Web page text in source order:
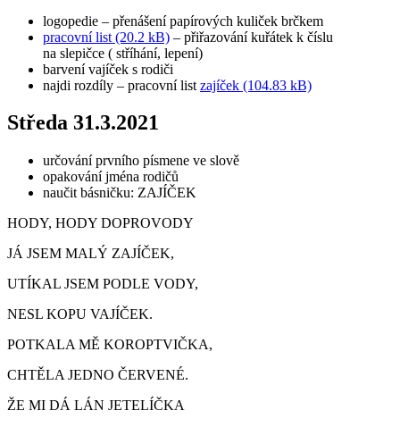
logopedie – přenášení papírových kuliček brčkem
pracovní list (20.2 kB) – přiřazování kuřátek k číslu
na slepičce ( stříhání, lepení)
barvení vajíček s rodiči
najdi rozdíly – pracovní list zajíček (104.83 kB)
Středa 31.3.2021
určování prvního písmene ve slově
opakování jména rodičů
naučit básničku: ZAJÍČEK
HODY, HODY DOPROVODY
JÁ JSEM MALÝ ZAJÍČEK,
UTÍKAL JSEM PODLE VODY,
NESL KOPU VAJÍČEK.
POTKALA MĚ KOROPTVIČKA,
CHTĚLA JEDNO ČERVENÉ.
ŽE MI DÁ LÁN JETELÍČKA